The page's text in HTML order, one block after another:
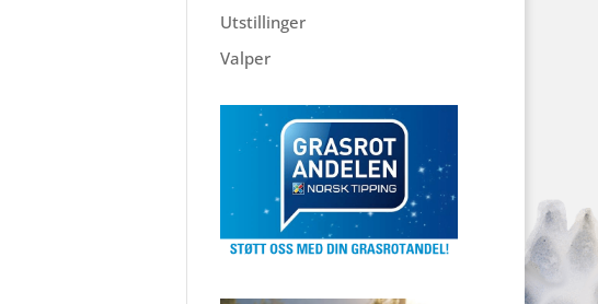
Utstillinger
Valper